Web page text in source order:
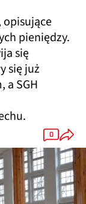
opisujące
pieniędzy.
się
się już
a SGH
0